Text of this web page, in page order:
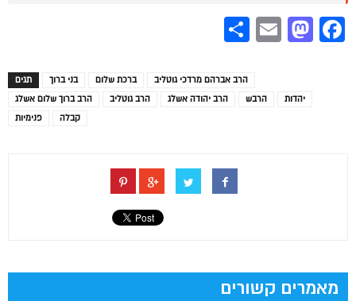
Facebook
Mastodon
Email
תגים בני ברוך ברכת שלום
הרב אברהם מרדכי גוטליב
הרב ברוך שלום אשלג
הרב גוטליב הרב יהודה אשלג הרבש
יהדות
פנימיות
קבלה
מאמרים קשורים